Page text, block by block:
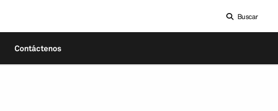
Buscar
Contáctenos